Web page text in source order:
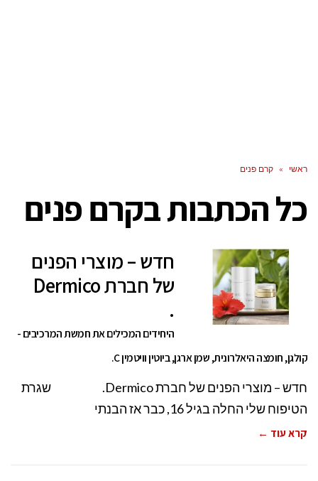
ראשי » קרם פנים
כל הכתבות בקרם פנים
חדש – מוצרי הפנים
של חברת Dermico
.
היחידים המכילים את חמשת המרכיבים -
קולגן, חומצה היאלרונית, שמן ארגן, ביוטין וויטמין C.
חדש – מוצרי הפנים של חברת Dermico. שגרת
הטיפוח שלי החלה בגיל 16, כבר אז הבנתי
קרא עוד ←